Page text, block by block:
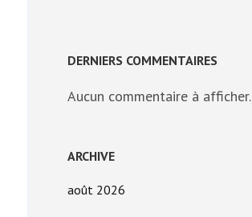
DERNIERS COMMENTAIRES
Aucun commentaire à afficher.
ARCHIVE
août 2026